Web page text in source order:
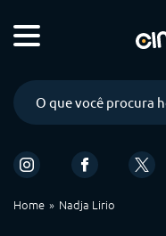
Home Nadja Lirio